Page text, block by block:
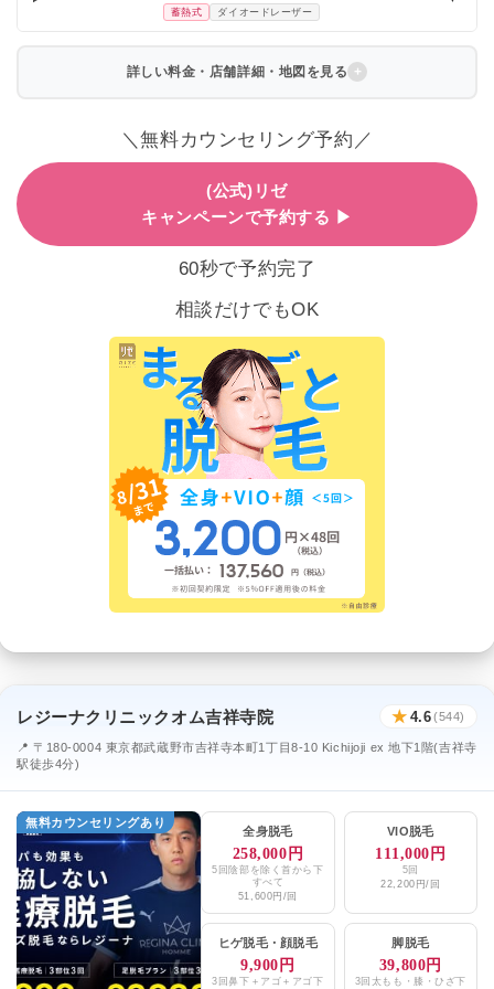
蓄熱式 ダイオードレーザー
詳しい料金・店舗詳細・地図を見る
＼無料カウンセリング予約／
(公式)リゼ
キャンペーンで予約する ▶
60秒で予約完了
相談だけでもOK
レジーナクリニックオム吉祥寺院 ★ 4.6(544)
📍 〒180-0004 東京都武蔵野市吉祥寺本町1丁目8-10 Kichijoji ex 地下1階(吉祥寺
駅徒歩4分)
無料カウンセリングあり
全身脱毛
258,000円
5回陰部を除く首から下
すべて
51,600円/回
VIO脱毛
111,000円
5回
22,200円/回
ヒゲ脱毛・ 顔脱毛
9,900円
3回鼻下＋アゴ＋アゴ下
脚脱毛
39,800円
3回太もも・膝・ひざ下